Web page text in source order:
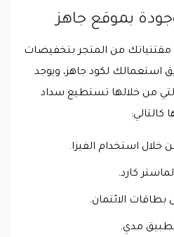
بموقع جاهز
من المتجر بتخفيضات
طريق استعمالك لكود جاهز، ويوجد
من خلالها تستطيع سداد
كالتالي:
استخدام الفيزا.
كارد.
الائتمان.
مدي.